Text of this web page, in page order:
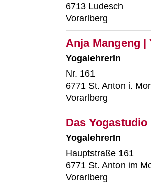
6713 Ludesch
Vorarlberg
Anja Mangeng |
YogalehrerIn
Nr. 161
6771 St. Anton i.
Vorarlberg
Das
YogalehrerIn
Hauptstraße 161
6771 St. Anton im
Vorarlberg